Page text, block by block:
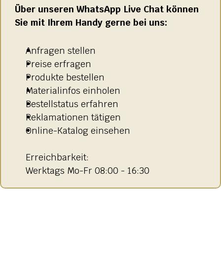
HOCHSTEINE
BREITSTEINE
LIEGESTEINE
LEUCHTGRABMALE
ACCESSOIRES
KONTAKT
ADRESSEN NIEDERLASSUNGEN
Über unseren WhatsApp Live Chat können
Sie mit Ihrem Handy gerne bei uns:
Anfragen stellen
Preise erfragen
Produkte bestellen
Materialinfos einholen
Bestellstatus erfahren
Reklamationen tätigen
Online-Katalog einsehen
Erreichbarkeit:
Werktags Mo-Fr 08:00 - 16:30